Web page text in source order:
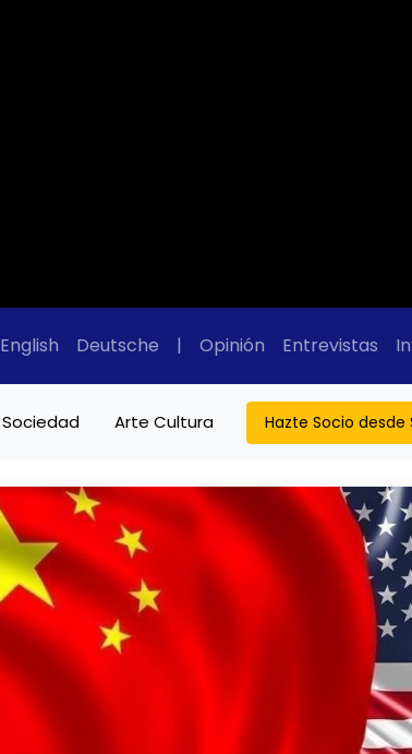
English Deutsche | Opinión Entrevistas
Sociedad Arte Cultura Hazte Socio desde